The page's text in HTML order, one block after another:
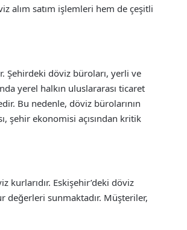
alım satım işlemleri hem de çeşitli
Şehirdeki döviz büroları, yerli ve
yerel halkın uluslararası ticaret
Bu nedenle, döviz bürolarının
şehir ekonomisi açısından kritik
Eskişehir’deki döviz
değerleri sunmaktadır. Müşteriler,